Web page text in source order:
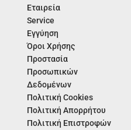
Εταιρεία
Service
Εγγύηση
Όροι Χρήσης
Προστασία
Προσωπικών
Δεδομένων
Πολιτική Cookies
Πολιτική Απορρήτου
Πολιτική Επιστροφών